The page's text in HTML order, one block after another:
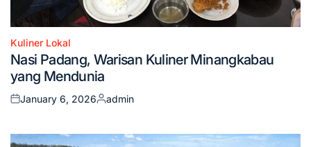
Posted
in
Kuliner Lokal
Nasi Padang, Warisan Kuliner Minangkabau
yang Mendunia
Posted
January 6, 2026
Posted
admin